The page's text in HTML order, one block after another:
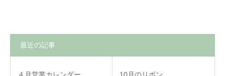
最近の記事
４月営業カレンダー 10月のリボン